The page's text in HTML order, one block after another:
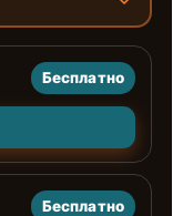
Бесплатно
Бесплатно